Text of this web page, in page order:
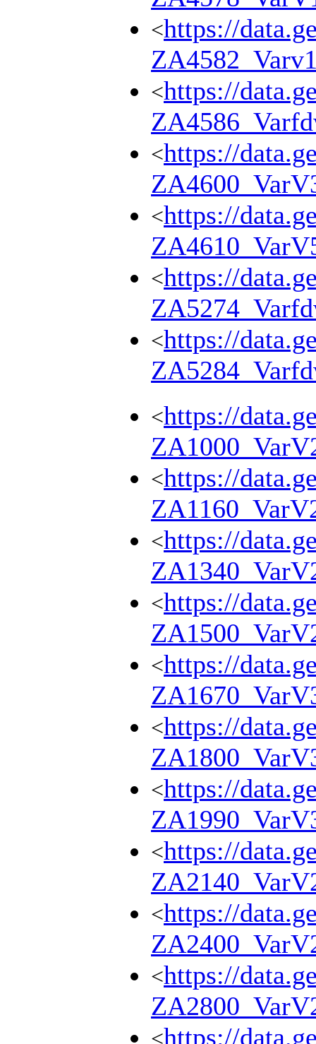
<https://
<https://
<https://
<https://
<https://
<https://
<https://
<https://
<https://
<https://
<https://
<https://
<https://
<https://
<https://
<https://
<https://